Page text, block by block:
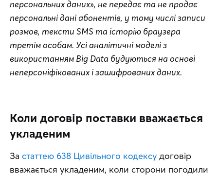
персональних даних», не передає та не продає
персональні дані абонентів, у тому числі записи
розмов, тексти SMS та історію браузера
третім особам. Усі аналітичні моделі з
використанням Big Data будуються на основі
неперсоніфікованих і зашифрованих даних.
Коли договір поставки вважається
укладеним
За статтею 638 Цивільного кодексу договір
вважається укладеним, коли сторони погодили